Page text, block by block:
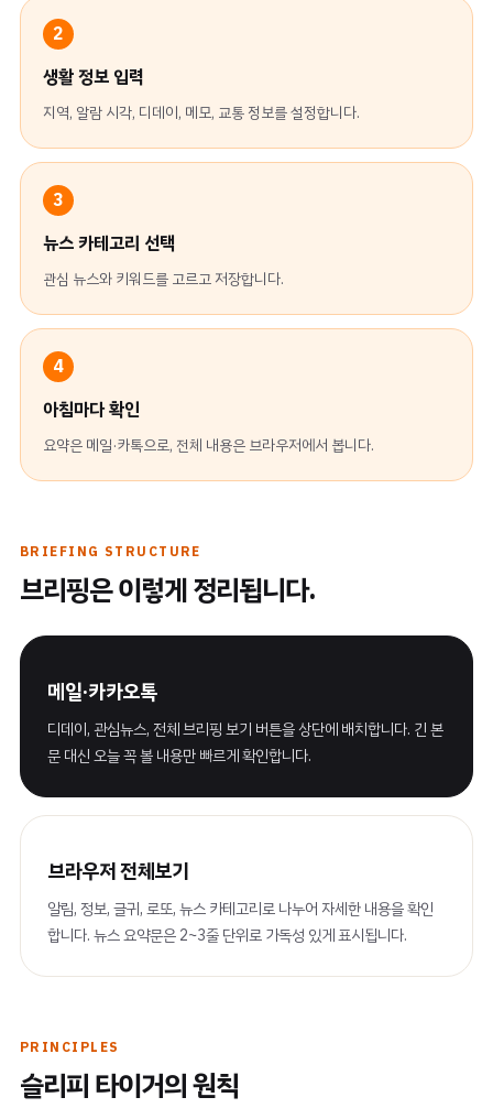
2
생활 정보 입력
지역, 알람 시각, 디데이, 메모, 교통 정보를 설정합니다.
3
뉴스 카테고리 선택
관심 뉴스와 키워드를 고르고 저장합니다.
4
아침마다 확인
요약은 메일·카톡으로, 전체 내용은 브라우저에서 봅니다.
BRIEFING STRUCTURE
브리핑은 이렇게 정리됩니다.
메일·카카오톡
디데이, 관심뉴스, 전체 브리핑 보기 버튼을 상단에 배치합니다. 긴 본
문 대신 오늘 꼭 볼 내용만 빠르게 확인합니다.
브라우저 전체보기
알림, 정보, 글귀, 로또, 뉴스 카테고리로 나누어 자세한 내용을 확인
합니다. 뉴스 요약문은 2~3줄 단위로 가독성 있게 표시됩니다.
PRINCIPLES
슬리피 타이거의 원칙